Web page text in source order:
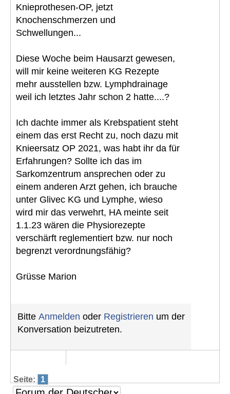
Knieprothesen-OP, jetzt
Knochenschmerzen und
Schwellungen...
Diese Woche beim Hausarzt gewesen,
will mir keine weiteren KG Rezepte
mehr ausstellen bzw. Lymphdrainage
weil ich letztes Jahr schon 2 hatte....?
Ich dachte immer als Krebspatient steht
einem das erst Recht zu, noch dazu mit
Knieersatz OP 2021, was habt ihr da für
Erfahrungen? Sollte ich das im
Sarkomzentrum ansprechen oder zu
einem anderen Arzt gehen, ich brauche
unter Glivec KG und Lymphe, wieso
wird mir das verwehrt, HA meinte seit
1.1.23 wären die Physiorezepte
verschärft reglementiert bzw. nur noch
begrenzt verordnungsfähig?
Grüsse Marion
Bitte Anmelden oder Registrieren um der
Konversation beizutreten.
Seite: 1